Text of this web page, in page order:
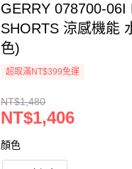
GERRY 078700-06I
SHORTS 涼感機能
色)
超取滿NT$399免運
NT$1,480
NT$1,406
顏色